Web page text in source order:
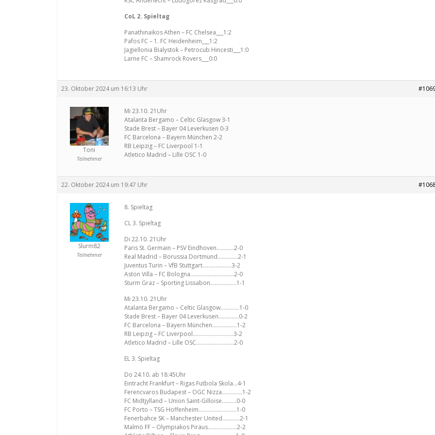
CoL 2. Spieltag
Panathinaikos Athen – FC Chelsea___1:2
Pafos FC – 1. FC Heidenheim___1:2
Jagiellonia Bialystok – Petrocub Hincesti___1:0
Larne FC – Shamrock Rovers___0:0
23. Oktober 2024 um 16:13 Uhr
Toni
Teilnehmer
Mi 23.10. 21Uhr
Atalanta Bergamo – Celtic Glasgow 3-1
Stade Brest – Bayer 04 Leverkusen 0-3
FC Barcelona – Bayern München 2-2
RB Leipzig – FC Liverpool 1-1
Atletico Madrid – Lille OSC 1-0
22. Oktober 2024 um 19:47 Uhr
Slurm82
Teilnehmer
8. Spieltag
CL 3. Spieltag
Di 22.10. 21Uhr
Paris St. Germain – PSV Eindhoven…………2-0
Real Madrid – Borussia Dortmund…………..2-1
Juventus Turin – VfB Stuttgart………………..3-2
Aston Villa – FC Bologna…………………………2-0
Sturm Graz – Sporting Lissabon………………1-1
Mi 23.10. 21Uhr
Atalanta Bergamo – Celtic Glasgow………….1-0
Stade Brest – Bayer 04 Leverkusen…………..0-2
FC Barcelona – Bayern München……………..1-2
RB Leipzig – FC Liverpool……………………….3-2
Atletico Madrid – Lille OSC……………………..2-0
EL 3. Spieltag
Do 24.10. ab 18:45Uhr
Eintracht Frankfurt – Rigas Futbola Skola…4-1
Ferencvaros Budapest – OGC Nizza…………..1-2
FC Midtjylland – Union Saint-Gilloise……….0-0
FC Porto – TSG Hoffenheim……………………..1-0
Fenerbahce SK – Manchester United…………2-1
Malmö FF – Olympiakos Piräus………………..2-2